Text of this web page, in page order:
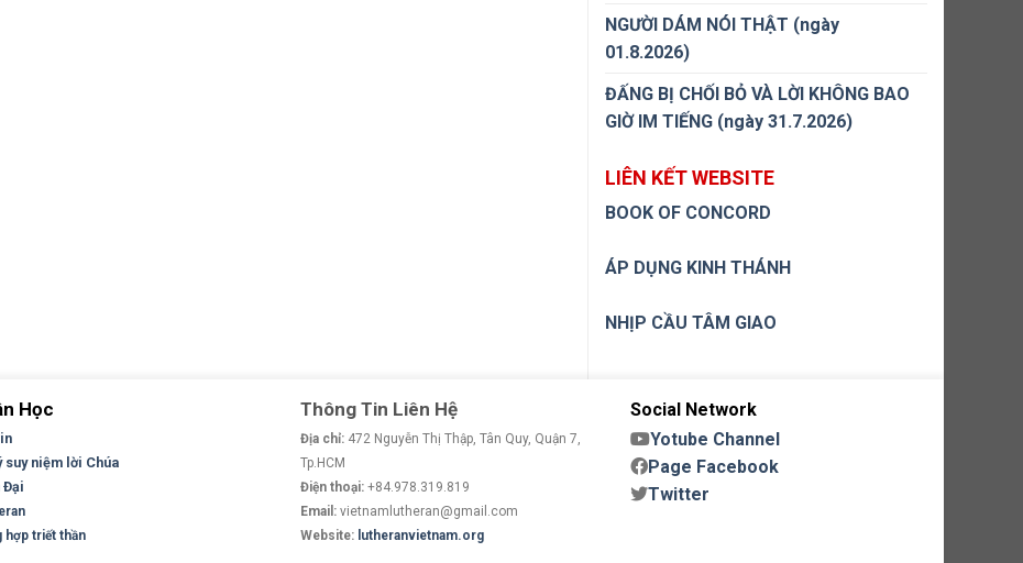
NGƯỜI DÁM NÓI THẬT (ngày
01.8.2026)
ĐẤNG BỊ CHỐI BỎ VÀ LỜI KHÔNG BAO
GIỜ IM TIẾNG (ngày 31.7.2026)
LIÊN KẾT WEBSITE
BOOK OF CONCORD
ÁP DỤNG KINH THÁNH
NHỊP CẦU TÂM GIAO
Học
suy niệm lời Chúa
Đại
hợp triết thần
Thông Tin Liên Hệ
Địa chỉ: 472 Nguyễn Thị Thập, Tân Quy, Quận 7,
Tp.HCM
Điện thoại: +84.978.319.819
Email: vietnamlutheran@gmail.com
Website: lutheranvietnam.org
Social Network
Yotube Channel
Page Facebook
Twitter